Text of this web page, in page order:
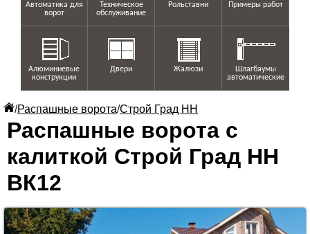
Автоматика для
ворот
Техническое
обслуживание
Рольставни Примеры работ
Алюминиевые
конструкции
Двери Жалюзи
Шлагбаумы
автоматические
/Распашные ворота/Строй Град НН
Распашные ворота с
калиткой Строй Град НН
ВК12